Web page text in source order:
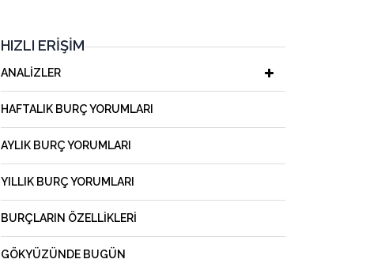
HIZLI ERIŞIM
ANALIZLER
HAFTALIK BURÇ YORUMLARI
AYLIK BURÇ YORUMLARI
YILLIK BURÇ YORUMLARI
BURÇLARIN ÖZELLIKLERI
GÖKYÜZÜNDE BUGÜN